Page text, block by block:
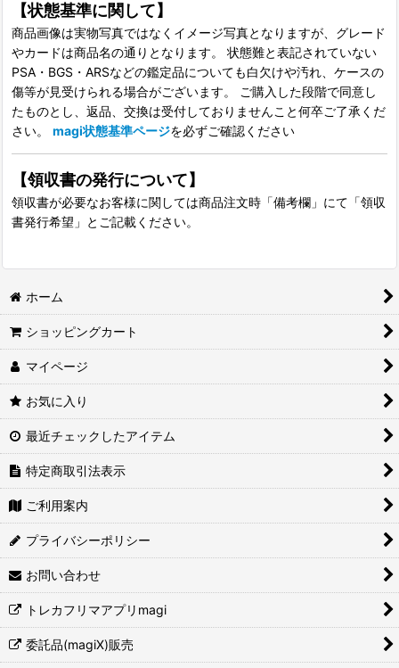
【状態基準に関して】
商品画像は実物写真ではなくイメージ写真となりますが、グレード
やカードは商品名の通りとなります。 状態難と表記されていない
PSA・BGS・ARSなどの鑑定品についても白欠けや汚れ、ケースの
傷等が見受けられる場合がございます。 ご購入した段階で同意し
たものとし、返品、交換は受付しておりませんこと何卒ご了承くだ
さい。 magi状態基準ページを必ずご確認ください
【領収書の発行について】
領収書が必要なお客様に関しては商品注文時「備考欄」にて「領収
書発行希望」とご記載ください。
ホーム
ショッピングカート
マイページ
お気に入り
最近チェックしたアイテム
特定商取引法表示
ご利用案内
プライバシーポリシー
お問い合わせ
トレカフリマアプリmagi
委託品(magiX)販売